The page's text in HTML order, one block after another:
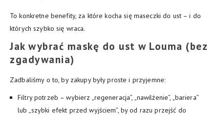
To konkretne benefity, za które kocha się maseczki do ust – i do
których szybko się wraca.
Jak wybrać maskę do ust w Louma (bez
zgadywania)
Zadbaliśmy o to, by zakupy były proste i przyjemne:
Filtry potrzeb – wybierz „regeneracja”, „nawilżenie”, „bariera”
lub „szybki efekt przed wyjściem”, by od razu przejść do